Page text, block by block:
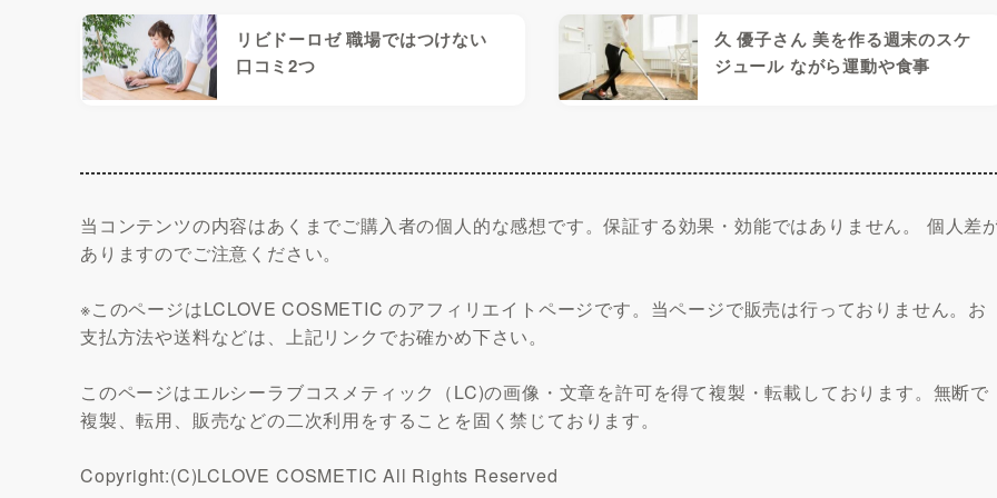
リビドーロゼ 職場ではつけない
口コミ2つ
久 優子さん 美を作る週末のスケ
ジュール ながら運動や食事
当コンテンツの内容はあくまでご購入者の個人的な感想です。保証する効果・効能ではありません。 個人差
ありますのでご注意ください。
※このページはLCLOVE COSMETIC のアフィリエイトページです。当ページで販売は行っておりません。お
支払方法や送料などは、上記リンクでお確かめ下さい。
このページはエルシーラブコスメティック（LC)の画像・文章を許可を得て複製・転載しております。無断で
複製、転用、販売などの二次利用をすることを固く禁じております。
Copyright:(C)LCLOVE COSMETIC All Rights Reserved